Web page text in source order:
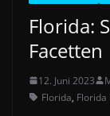
Florida:
Facetten
12. Juni 2023
Florida, Florida